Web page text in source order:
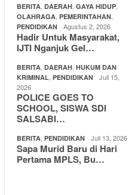
BERITA DAERAH GAYA HIDUP
OLAHRAGA PEMERINTAHAN
PENDIDIKAN Agustus 2, 2026
Hadir Untuk Masyarakat,
IJTI Nganjuk Gel…
BERITA DAERAH HUKUM DAN
KRIMINAL PENDIDIKAN
Juli 15,
2026
POLICE GOES TO
SCHOOL, SISWA SDI
SALSABI…
BERITA PENDIDIKAN Juli 13, 2026
Sapa Murid Baru di Hari
Pertama MPLS, Bu…